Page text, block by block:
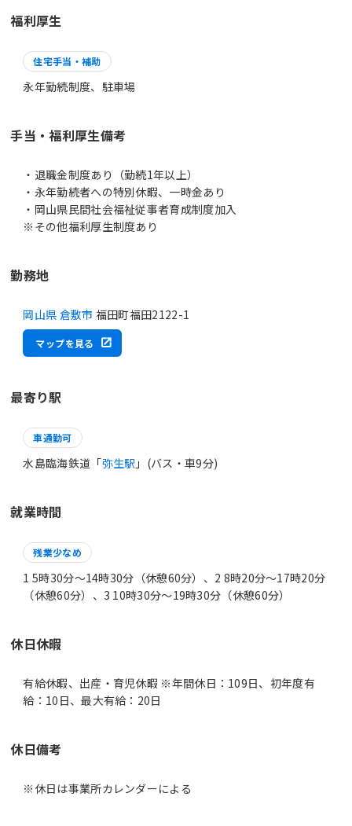
福利厚生
住宅手当・補助
永年勤続制度、駐車場
手当・福利厚生備考
・退職金制度あり（勤続1年以上）
・永年勤続者への特別休暇、一時金あり
・岡山県民間社会福祉従事者育成制度加入
※その他福利厚生制度あり
勤務地
岡山県 倉敷市 福田町福田2122-1
マップを見る
最寄り駅
車通勤可
水島臨海鉄道「弥生駅 」(バス・車9分)
就業時間
残業少なめ
1 5時30分〜14時30分（休憩60分）、2 8時20分〜17時20分
（休憩60分）、3 10時30分〜19時30分（休憩60分）
休日休暇
有給休暇、出産・育児休暇 ※年間休日：109日、初年度有
給：10日、最大有給：20日
休日備考
※休日は事業所カレンダーによる